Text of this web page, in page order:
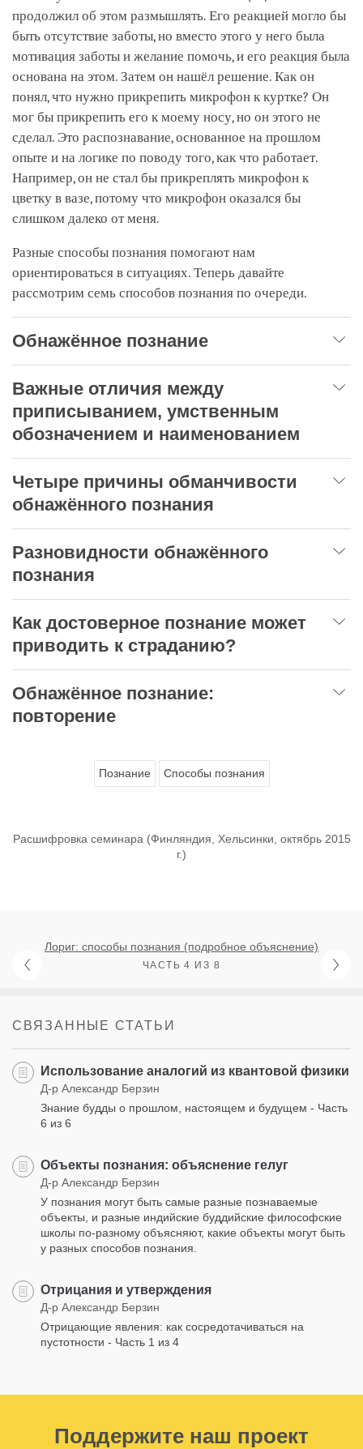
продолжил об этом размышлять. Его реакцией могло бы
быть отсутствие заботы, но вместо этого у него была
мотивация заботы и желание помочь, и его реакция была
основана на этом. Затем он нашёл решение. Как он
понял, что нужно прикрепить микрофон к куртке? Он
мог бы прикрепить его к моему носу, но он этого не
сделал. Это распознавание, основанное на прошлом
опыте и на логике по поводу того, как что работает.
Например, он не стал бы прикреплять микрофон к
цветку в вазе, потому что микрофон оказался бы
слишком далеко от меня.
Разные способы познания помогают нам
ориентироваться в ситуациях. Теперь давайте
рассмотрим семь способов познания по очереди.
Обнажённое познание
Важные отличия между
приписыванием, умственным
обозначением и наименованием
Четыре причины обманчивости
обнажённого познания
Разновидности обнажённого
познания
Как достоверное познание может
приводить к страданию?
Обнажённое познание:
повторение
Познание Способы познания
Расшифровка семинара (Финляндия, Хельсинки, октябрь 2015
г.)
Лориг: способы познания (подробное объяснение)
ЧАСТЬ 4 ИЗ 8
СВЯЗАННЫЕ СТАТЬИ
Использование аналогий из квантовой физики
Д-р Александр Берзин
Знание будды о прошлом, настоящем и будущем - Часть
6 из 6
Объекты познания: объяснение гелуг
Д-р Александр Берзин
У познания могут быть самые разные познаваемые
объекты, и разные индийские буддийские философские
школы по-разному объясняют, какие объекты могут быть
у разных способов познания.
Отрицания и утверждения
Д-р Александр Берзин
Отрицающие явления: как сосредотачиваться на
пустотности - Часть 1 из 4
Поддержите наш проект